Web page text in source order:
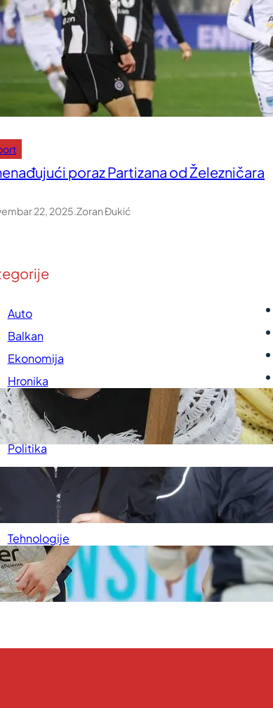
poraz Partizana od Železničara
22, 2025 Zoran Đukić
Auto
Balkan
Ekonomija
Hronika
Kultura
Medicina
Politika
Sport
Tehnologije